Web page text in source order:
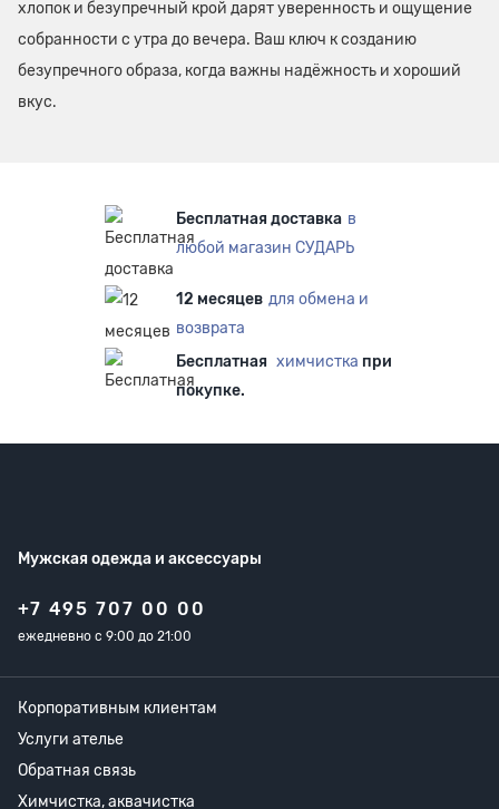
хлопок и безупречный крой дарят уверенность и ощущение
собранности с утра до вечера. Ваш ключ к созданию
безупречного образа, когда важны надёжность и хороший
вкус.
Бесплатная доставка в
любой магазин СУДАРЬ
12 месяцев для обмена и
возврата
Бесплатная химчистка при
покупке.
Мужская одежда и аксессуары
+7 495 707 00 00
ежедневно с 9:00 до 21:00
Корпоративным клиентам
Услуги ателье
Обратная связь
Химчистка, аквачистка